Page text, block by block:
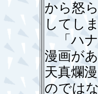
から怒
してし
「ハナ
漫画が
天真爛
のでは